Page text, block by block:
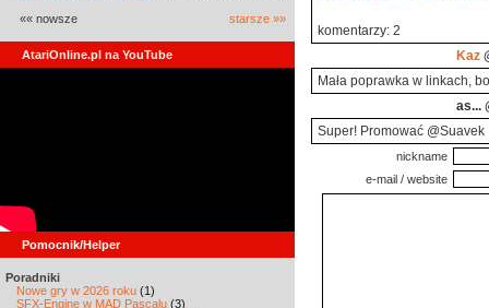
«« nowsze starsze »»
AtariOnline.pl na YouTube
Pomocnik/Helper
Poradniki
Nowe gry w 2026 roku (1)
SFX-Engine w MAD Pascalu (3)
komentarzy: 2
Kaz
Mała poprawka w linkach,
as...
Super! Promować @Suavek
nickname
e-mail / website